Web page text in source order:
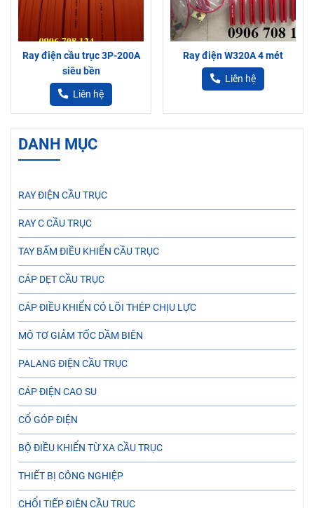
Ray điện cầu trục 3P-200A
siêu bền
Liên hệ
Ray điện W320A 4 mét
Liên hệ
DANH MỤC
RAY ĐIỆN CẦU TRỤC
RAY C CẦU TRỤC
TAY BẤM ĐIỀU KHIỂN CẦU TRỤC
CÁP DẸT CẦU TRỤC
CÁP ĐIỀU KHIỂN CÓ LÕI THÉP CHỊU LỰC
MÔ TƠ GIẢM TỐC DẦM BIÊN
PALANG ĐIỆN CẦU TRỤC
CÁP ĐIỆN CAO SU
CỔ GÓP ĐIỆN
BỘ ĐIỀU KHIỂN TỪ XA CẦU TRỤC
THIẾT BỊ CÔNG NGHIỆP
CHỔI TIẾP ĐIỆN CẦU TRỤC